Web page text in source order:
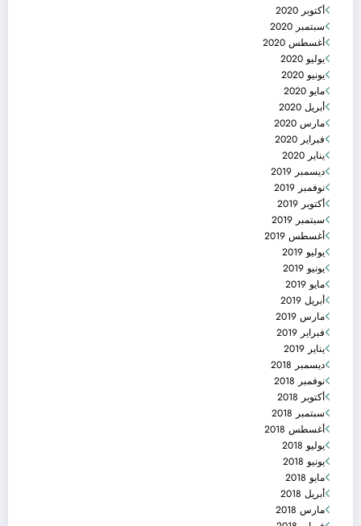
أكتوبر 2020
سبتمبر 2020
أغسطس 2020
يوليو 2020
يونيو 2020
مايو 2020
أبريل 2020
مارس 2020
فبراير 2020
يناير 2020
ديسمبر 2019
نوفمبر 2019
أكتوبر 2019
سبتمبر 2019
أغسطس 2019
يوليو 2019
يونيو 2019
مايو 2019
أبريل 2019
مارس 2019
فبراير 2019
يناير 2019
ديسمبر 2018
نوفمبر 2018
أكتوبر 2018
سبتمبر 2018
أغسطس 2018
يوليو 2018
يونيو 2018
مايو 2018
أبريل 2018
مارس 2018